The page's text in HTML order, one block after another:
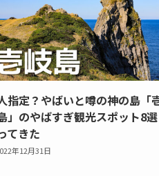
指定？やばいと噂の神の島「
」のやばすぎ観光スポット8
てきた
年12月31日